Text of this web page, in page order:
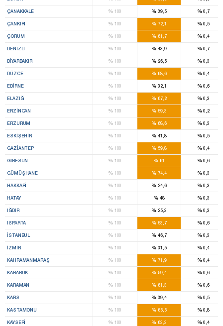
ÇANAKKALE %100 % 39,5 %0,7
ÇANKIRI %100 % 72,1 %0,5
ÇORUM %100 % 61,7 %0,4
DENIZLI %100 % 43,9 %0,7
DIYARBAKIR %100 % 26,5 %0,3
DÜZCE %100 % 68,6 %0,4
EDIRNE %100 % 32,1 %0,6
ELAZIĞ %100 % 67,2 %0,3
ERZINCAN %100 % 59,3 %0,2
ERZURUM %100 % 68,6 %0,3
ESKIŞEHIR %100 % 41,8 %0,5
GAZIANTEP %100 % 59,8 %0,4
GIRESUN %100 % 61 %0,6
GÜMÜŞHANE %100 % 74,4 %0,3
HAKKARI %100 % 24,6 %0,3
HATAY %100 % 48 %0,3
IĞDIR %100 % 25,3 %0,3
ISPARTA %100 % 53,7 %0,6
İSTANBUL %100 % 46,7 %0,3
İZMIR %100 % 31,5 %0,4
KAHRAMANMARAŞ %100 % 71,9 %0,4
KARABÜK %100 % 59,4 %0,6
KARAMAN %100 % 61,3 %0,6
KARS %100 % 39,4 %0,5
KASTAMONU %100 % 65,5 %0,8
KAYSERI %100 % 63,3 %0,4